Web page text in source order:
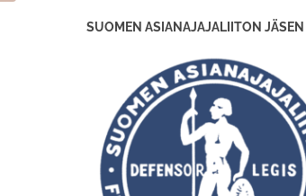
SUOMEN ASIANAJAJALIITON JÄSEN